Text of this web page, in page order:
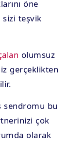
öne
teşvik
olumsuz
gerçeklikten
sendromu bu
çok
olarak